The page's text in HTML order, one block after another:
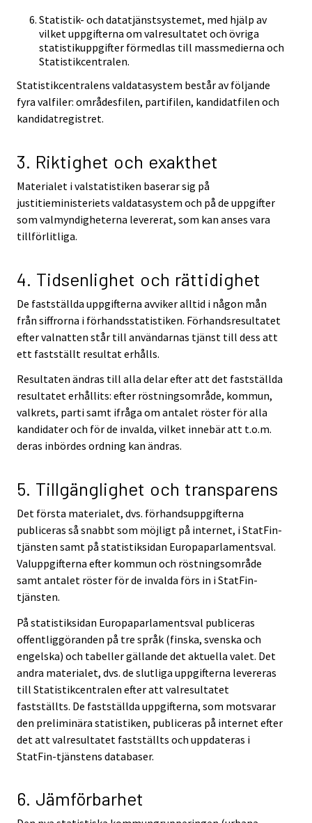
Statistik- och datatjänstsystemet, med hjälp av
vilket uppgifterna om valresultatet och övriga
statistikuppgifter förmedlas till massmedierna och
Statistikcentralen.
Statistikcentralens valdatasystem består av följande
fyra valfiler: områdesfilen, partifilen, kandidatfilen och
kandidatregistret.
3. Riktighet och exakthet
Materialet i valstatistiken baserar sig på
justitieministeriets valdatasystem och på de uppgifter
som valmyndigheterna levererat, som kan anses vara
tillförlitliga.
4. Tidsenlighet och rättidighet
De fastställda uppgifterna avviker alltid i någon mån
från siffrorna i förhandsstatistiken. Förhandsresultatet
efter valnatten står till användarnas tjänst till dess att
ett fastställt resultat erhålls.
Resultaten ändras till alla delar efter att det fastställda
resultatet erhållits: efter röstningsområde, kommun,
valkrets, parti samt ifråga om antalet röster för alla
kandidater och för de invalda, vilket innebär att t.o.m.
deras inbördes ordning kan ändras.
5. Tillgänglighet och transparens
Det första materialet, dvs. förhandsuppgifterna
publiceras så snabbt som möjligt på internet, i StatFin-
tjänsten samt på statistiksidan Europaparlamentsval.
Valuppgifterna efter kommun och röstningsområde
samt antalet röster för de invalda förs in i StatFin-
tjänsten.
På statistiksidan Europaparlamentsval publiceras
offentliggöranden på tre språk (finska, svenska och
engelska) och tabeller gällande det aktuella valet. Det
andra materialet, dvs. de slutliga uppgifterna levereras
till Statistikcentralen efter att valresultatet
fastställts. De fastställda uppgifterna, som motsvarar
den preliminära statistiken, publiceras på internet efter
det att valresultatet fastställts och uppdateras i
StatFin-tjänstens databaser.
6. Jämförbarhet